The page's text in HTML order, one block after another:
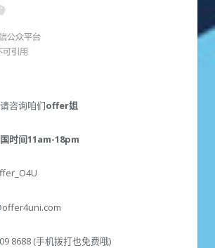
咨询咱们offer姐
时间11am-18pm
8688 (手机拨打也免费哦)